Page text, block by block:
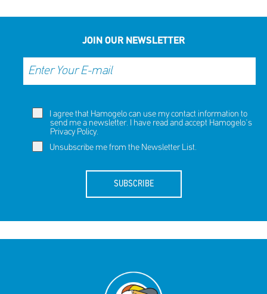
SHARE
REACT
JOIN OUR NEWSLETTER
I agree that Hamogelo can use my contact information to
send me a newsletter. I have read and accept Hamogelo's
Privacy Policy.
Unsubscribe me from the Newsletter List.
SUBSCRIBE